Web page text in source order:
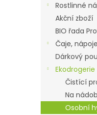
Rostlinné
Akční zboží
BIO řada
Čaje,
Dárkový
Ekodrogerie
Čistící
Na
Osobní